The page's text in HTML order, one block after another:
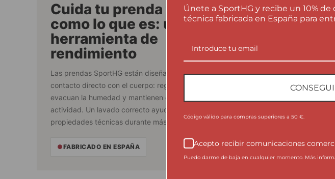
Cuida tu prenda técnica
como lo que es: una
herramienta de
rendimiento
Las prendas SportHG están diseñadas para trabajar en
contacto directo con el cuerpo: regulan la temperatura,
evacuan la humedad y mantienen el confort durante la
actividad. Un lavado correcto ayuda a conservar sus
propiedades técnicas durante más tiempo.
●FABRICADO EN ESPAÑA
× No lavar del
× No planchar.
Evita programas
puedan alterar la
Únete a SportHG y recibe un 10%
técnica fabricada en España para
Código válido para compras superiores a 50 €.
Acepto recibir comunicaciones
Puedo darme de baja en cualquier momento. Más